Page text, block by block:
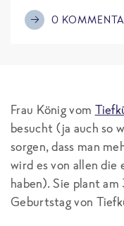
0
Frau König vom
besucht (ja auch so
sorgen, dass man
wird es von allen die
haben). Sie plant
Geburtstag von